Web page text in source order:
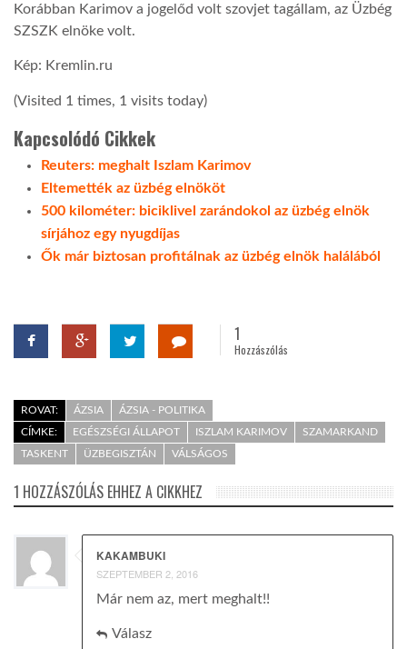
GLOBOBOOK
Korábban Karimov a jogelőd volt szovjet tagállam, az Üzbég
SZSZK elnöke volt.
Kép: Kremlin.ru
(Visited 1 times, 1 visits today)
Kapcsolódó Cikkek
Reuters: meghalt Iszlam Karimov
Eltemették az üzbég elnököt
500 kilométer: biciklivel zarándokol az üzbég elnök
sírjához egy nyugdíjas
Ők már biztosan profitálnak az üzbég elnök halálából
1
Hozzászólás
ROVAT: ÁZSIA
ÁZSIA - POLITIKA
CÍMKE:
EGÉSZSÉGI ÁLLAPOT ISZLAM KARIMOV
SZAMARKAND
TASKENT
ÜZBEGISZTÁN VÁLSÁGOS
1 HOZZÁSZÓLÁS EHHEZ A CIKKHEZ
KAKAMBUKI
SZEPTEMBER 2, 2016
Már nem az, mert meghalt!!
Válasz